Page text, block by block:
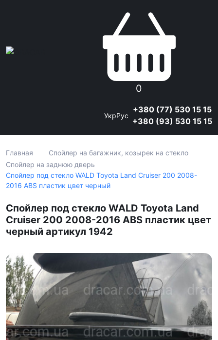
0
УкрРус
+380 (77) 530 15 15
+380 (93) 530 15 15
Главная
Спойлер на багажник, козырек на стекло
Спойлер на заднюю дверь
Спойлер под стекло WALD Toyota Land Cruiser 200 2008-
2016 ABS пластик цвет черный
Спойлер под стекло WALD Toyota Land
Cruiser 200 2008-2016 ABS пластик цвет
черный артикул 1942